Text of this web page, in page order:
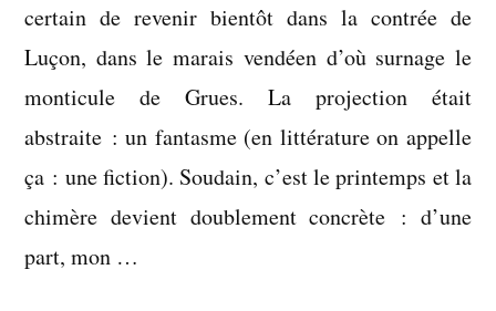
certain de revenir bientôt dans la contrée de
Luçon, dans le marais vendéen d’où surnage le
monticule de Grues. La projection était
abstraite : un fantasme (en littérature on appelle
ça : une fiction). Soudain, c’est le printemps et la
chimère devient doublement concrète : d’une
part, mon …